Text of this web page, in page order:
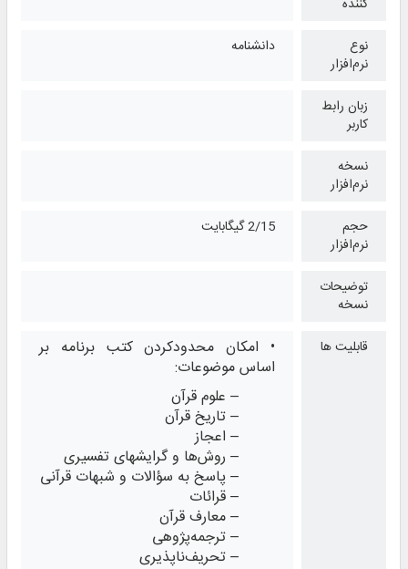
کننده
نوع
نرم‌افزار
دانشنامه
زبان رابط
کاربر
نسخه
نرم‌افزار
حجم
نرم‌افزار
2/15 گیگابایت
توضیحات
نسخه
قابلیت ها
• امکان محدودکردن کتب برنامه بر
اساس موضوعات:
– علوم قرآن
– تاریخ قرآن
– اعجاز
– روش‌ها و گرایشهای تفسیری
– پاسخ به سؤالات و شبهات قرآنی
– قرائات
– معارف قرآن
– ترجمه‌پژوهی
– تحریف‌ناپذیری